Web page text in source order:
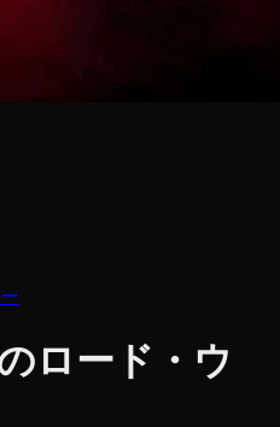
ロード・ウ